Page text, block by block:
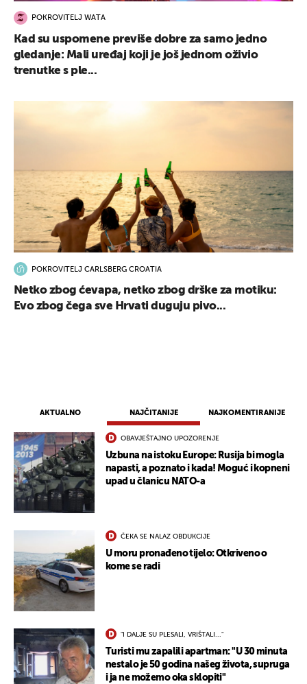
AKTUALNO NAJČITANIJE NAJKOMENTIRANIJE
OBAVJEŠTAJNO UPOZORENJE
Uzbuna na istoku Europe: Rusija bi mogla
napasti, a poznato i kada! Moguć i kopneni
upad u članicu NATO-a
ČEKA SE NALAZ OBDUKCIJE
U moru pronađeno tijelo: Otkriveno o
kome se radi
"I DALJE SU PLESALI, VRIŠTALI..."
Turisti mu zapalili apartman: "U 30 minuta
nestalo je 50 godina našeg života, supruga
i ja ne možemo oka sklopiti"
POKROVITELJ WATA
Kad su uspomene previše dobre za samo jedno
gledanje: Mali uređaj koji je još jednom oživio
trenutke s ple...
POKROVITELJ CARLSBERG CROATIA
Netko zbog ćevapa, netko zbog drške za motiku:
Evo zbog čega sve Hrvati duguju pivo...